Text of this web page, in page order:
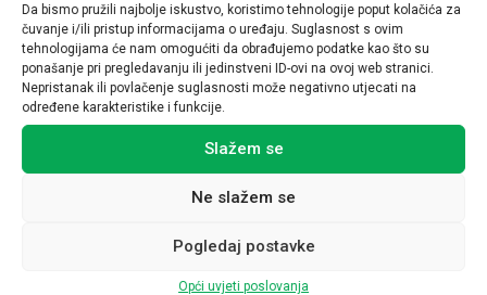
Da bismo pružili najbolje iskustvo, koristimo tehnologije poput kolačića za
čuvanje i/ili pristup informacijama o uređaju. Suglasnost s ovim
tehnologijama će nam omogućiti da obrađujemo podatke kao što su
ponašanje pri pregledavanju ili jedinstveni ID-ovi na ovoj web stranici.
Nepristanak ili povlačenje suglasnosti može negativno utjecati na
određene karakteristike i funkcije.
Slažem se
Ne slažem se
Pogledaj postavke
Opći uvjeti poslovanja
crna
Tip opreme
glava preklopke